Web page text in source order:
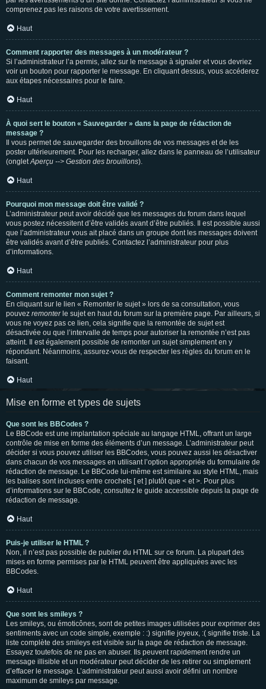
comprenez pas les raisons de votre avertissement.
Haut
Comment rapporter des messages à un modérateur ?
Si l’administrateur l’a permis, allez sur le message à signaler et vous devriez
voir un bouton pour rapporter le message. En cliquant dessus, vous accéderez
aux étapes nécessaires pour le faire.
Haut
À quoi sert le bouton « Sauvegarder » dans la page de rédaction de
message ?
Il vous permet de sauvegarder des brouillons de vos messages et de les
poster ultérieurement. Pour les recharger, allez dans le panneau de l’utilisateur
(ongletAperçu --> Gestion des brouillons).
Haut
Pourquoi mon message doit être validé ?
L’administrateur peut avoir décidé que les messages du forum dans lequel
vous postez nécessitent d’être validés avant d’être publiés. Il est possible aussi
que l’administrateur vous ait placé dans un groupe dont les messages doivent
être validés avant d’être publiés. Contactez l’administrateur pour plus
d’informations.
Haut
Comment remonter mon sujet ?
En cliquant sur le lien « Remonter le sujet » lors de sa consultation, vous
pouvez remonterle sujet en haut du forum sur la première page. Par ailleurs, si
vous ne voyez pas ce lien, cela signifie que la remontée de sujet est
désactivée ou que l’intervalle de temps pour autoriser la remontée n’est pas
atteint. Il est également possible de remonter un sujet simplement en y
répondant. Néanmoins, assurez-vous de respecter les règles du forum en le
faisant.
Haut
Mise en forme et types de sujets
Que sont les BBCodes ?
Le BBCode est une implantation spéciale au langage HTML, offrant un large
contrôle de mise en forme des éléments d’un message. L’administrateur peut
décider si vous pouvez utiliser les BBCodes, vous pouvez aussi les désactiver
dans chacun de vos messages en utilisant l’option appropriée du formulaire de
rédaction de message. Le BBCode lui-même est similaire au style HTML, mais
les balises sont incluses entre crochets [ et ] plutôt que < et >. Pour plus
d’informations sur le BBCode, consultez le guide accessible depuis la page de
rédaction de message.
Haut
Puis-je utiliser le HTML ?
Non, il n’est pas possible de publier du HTML sur ce forum. La plupart des
mises en forme permises par le HTML peuvent être appliquées avec les
BBCodes.
Haut
Que sont les smileys ?
Les smileys, ou émoticônes, sont de petites images utilisées pour exprimer des
sentiments avec un code simple, exemple : :) signifie joyeux, :( signifie triste. La
liste complète des smileys est visible sur la page de rédaction de message.
Essayez toutefois de ne pas en abuser. Ils peuvent rapidement rendre un
message illisible et un modérateur peut décider de les retirer ou simplement
d’effacer le message. L’administrateur peut aussi avoir défini un nombre
maximum de smileys par message.